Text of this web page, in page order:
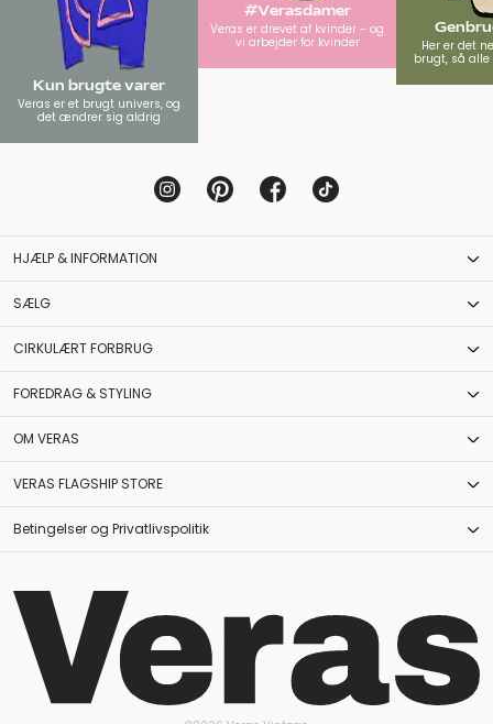
Kun brugte varer
Veras er et brugt univers, og
det ændrer sig aldrig
#Verasdamer
Veras er drevet af kvinder - og
vi arbejder for kvinder
Her er det
brugt, så
HJÆLP & INFORMATION
SÆLG
CIRKULÆRT FORBRUG
FOREDRAG & STYLING
OM VERAS
VERAS FLAGSHIP STORE
Betingelser og Privatlivspolitik